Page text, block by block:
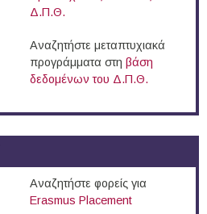
Δ.Π.Θ.
Αναζητήστε μεταπτυχιακά
προγράμματα στη βάση
δεδομένων του Δ.Π.Θ.
Αναζητήστε φορείς για
Erasmus Placement